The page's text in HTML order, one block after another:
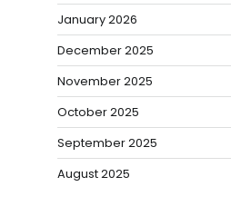
January 2026
December 2025
November 2025
October 2025
September 2025
August 2025